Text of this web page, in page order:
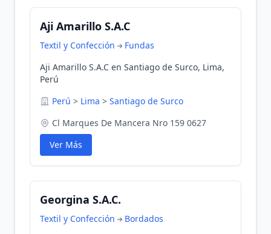
Aji Amarillo S.A.C
Textil y Confección
Fundas
Aji Amarillo S.A.C en Santiago de Surco, Lima,
Perú
Perú > Lima > Santiago de Surco
Cl Marques De Mancera Nro 159 0627
Ver Más
Georgina S.A.C.
Textil y Confección
Bordados